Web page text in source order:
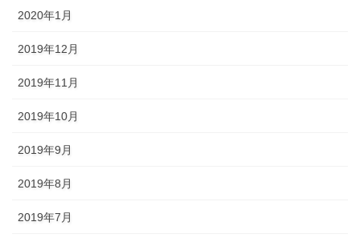
2020年1月
2019年12月
2019年11月
2019年10月
2019年9月
2019年8月
2019年7月